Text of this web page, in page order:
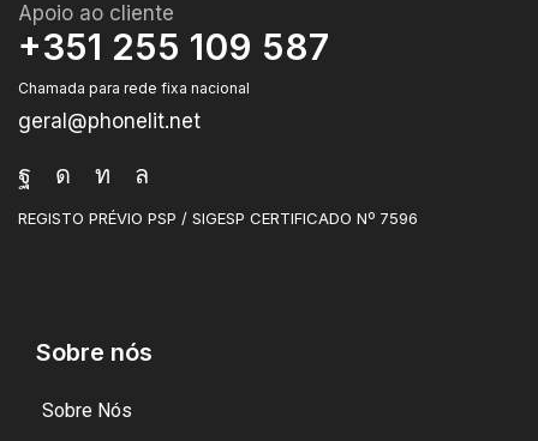
Apoio ao cliente
+351 255 109 587
Chamada para rede fixa nacional
geral@phonelit.net
REGISTO PRÉVIO PSP / SIGESP CERTIFICADO Nº 7596
Sobre nós
Sobre Nós